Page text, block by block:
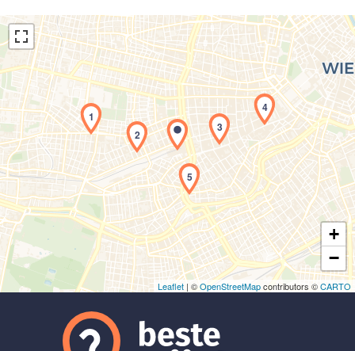
Laden der Karte...
1
2
3
4
5
+
−
Leaflet | ©OpenStreetMapcontributors ©CARTO